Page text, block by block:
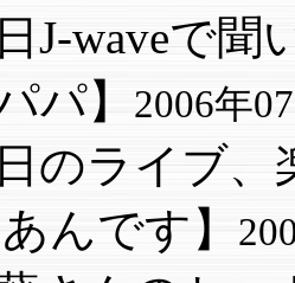
J-waveで聞
パ】
2006年
のライブ、
あんです】